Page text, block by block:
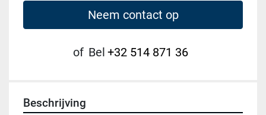
Neem contact op
of Bel +32 514 871 36
Beschrijving